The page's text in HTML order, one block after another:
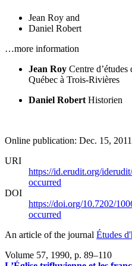
Jean Roy and
Daniel Robert
…more information
Jean Roy Centre
Québec à Trois-Rivières
Daniel Robert Historien
Online publication: Dec. 15, 2011
URI
https://id.erudit.org/
occurred
DOI
https://doi.org/10.7202/
occurred
An article of the journal Études
Volume 57, 1990, p. 89–110